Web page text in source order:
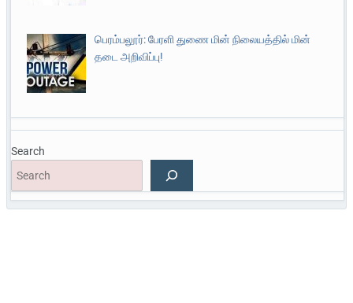
பெரம்பலூர்: பேரளி துணை மின் நிலையத்தில் மின்
தடை அறிவிப்பு!
Search